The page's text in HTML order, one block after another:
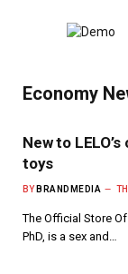
Economy
New to
toys
BY BRANDMEDIA
The Official Store
PhD, is a sex and…